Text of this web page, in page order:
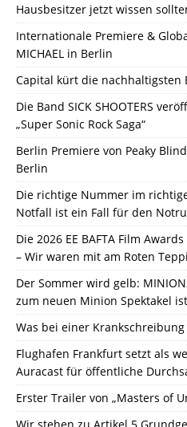
Hausbesitzer jetzt wissen
Internationale Premiere &
MICHAEL in Berlin
Capital kürt die nachhaltigsten
Die Band SICK SHOOTERS
„Super Sonic Rock Saga“
Berlin Premiere von Peaky
Berlin
Die richtige Nummer im
Notfall ist ein Fall für den
Die 2026 EE BAFTA Film
– Wir waren mit am Roten
Der Sommer wird gelb:
zum neuen Minion Spektakel
Was bei einer
Flughafen Frankfurt setzt als
Auracast für öffentliche
Erster Trailer von „Masters of